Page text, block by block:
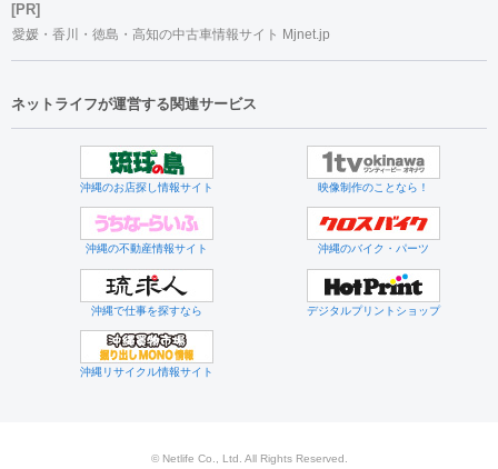
[PR]
愛媛・香川・徳島・高知の中古車情報サイト Mjnet.jp
ネットライフが運営する関連サービス
沖縄のお店探し情報サイト 映像制作のことなら！
沖縄の不動産情報サイト 沖縄のバイク・パーツ
沖縄で仕事を探すなら デジタルプリントショップ
沖縄リサイクル情報サイト
© Netlife Co., Ltd. All Rights Reserved.